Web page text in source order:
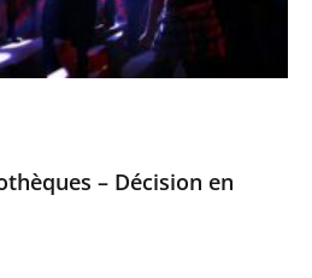
– Décision en